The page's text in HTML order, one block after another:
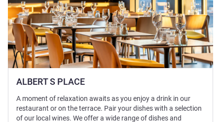
ALBERT S PLACE
A moment of relaxation awaits as you enjoy a drink in our
restaurant or on the terrace. Pair your dishes with a selection
of our local wines. We offer a wide range of dishes and